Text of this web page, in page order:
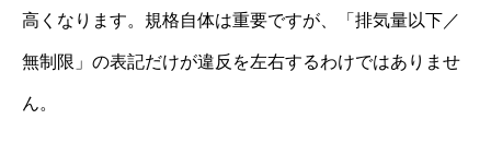
高くなります。規格自体は重要ですが、「排気量以下／
無制限」の表記だけが違反を左右するわけではありませ
ん。